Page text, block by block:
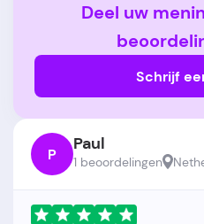
Deel uw
Schrijf
P Paul
1 beoordelingen